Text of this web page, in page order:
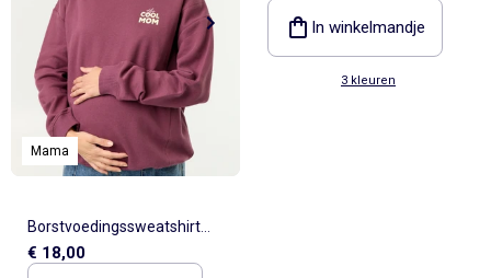
Mama
Borstvoedingssweatshirt
met print
€ 18,00
In winkelmandje
3 kleuren